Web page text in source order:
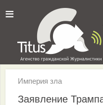
≡
Империя зла
Заявление